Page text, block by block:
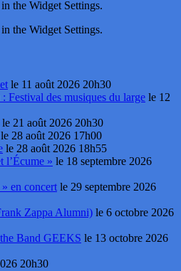
the Widget Settings.
the Widget Settings.
le 11 août 2026 20h30
Festival des musiques du large le 12
le 21 août 2026 20h30
le 28 août 2026 17h00
le 28 août 2026 18h55
l’Écume » le 18 septembre 2026
en concert le 29 septembre 2026
Zappa Alumni) le 6 octobre 2026
Band GEEKS le 13 octobre 2026
20h30